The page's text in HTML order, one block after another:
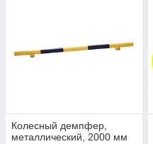
Колесный демпфер,
металлический, 2000 мм